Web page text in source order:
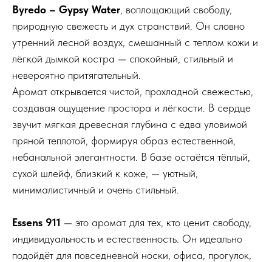
Byredo – Gypsy Water, воплощающий свободу,
природную свежесть и дух странствий. Он словно
утренний лесной воздух, смешанный с теплом кожи и
лёгкой дымкой костра — спокойный, стильный и
невероятно притягательный.
Аромат открывается чистой, прохладной свежестью,
создавая ощущение простора и лёгкости. В сердце
звучит мягкая древесная глубина с едва уловимой
пряной теплотой, формируя образ естественной,
небанальной элегантности. В базе остаётся тёплый,
сухой шлейф, близкий к коже, — уютный,
минималистичный и очень стильный.
Essens 911 — это аромат для тех, кто ценит свободу,
индивидуальность и естественность. Он идеально
подойдёт для повседневной носки, офиса, прогулок,